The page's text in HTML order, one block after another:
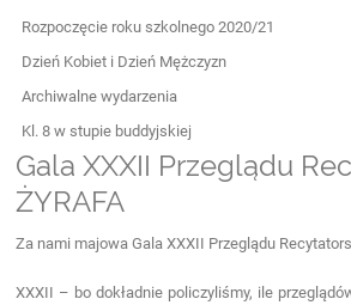
Rozpoczęcie roku szkolnego 2020/21
Dzień Kobiet i Dzień Mężczyzn
Archiwalne wydarzenia
Kl. 8 w stupie buddyjskiej
Gala XXXII Przeglądu
ŻYRAFA
Za nami majowa Gala XXXII Przeglądu
XXXII – bo dokładnie policzyliśmy, ile